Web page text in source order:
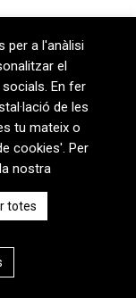
5, 2n · Barcelona
301
de cookies
per a l'anàlisi
el
En fer
de les
tu mateix o
cookies'. Per
nostra
totes